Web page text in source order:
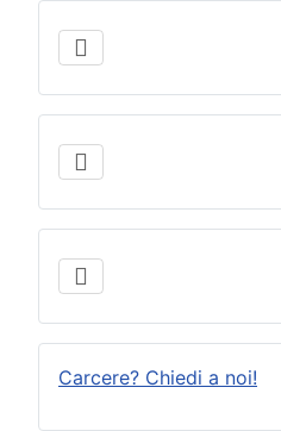
Carcere? Chiedi a noi!